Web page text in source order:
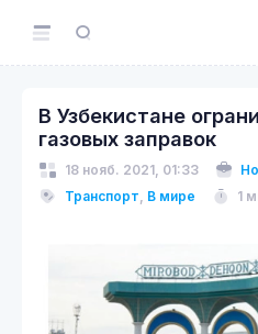
В Узбекистане
газовых заправок
18 нояб. 2021, 01:33
Транспорт, В мире 1